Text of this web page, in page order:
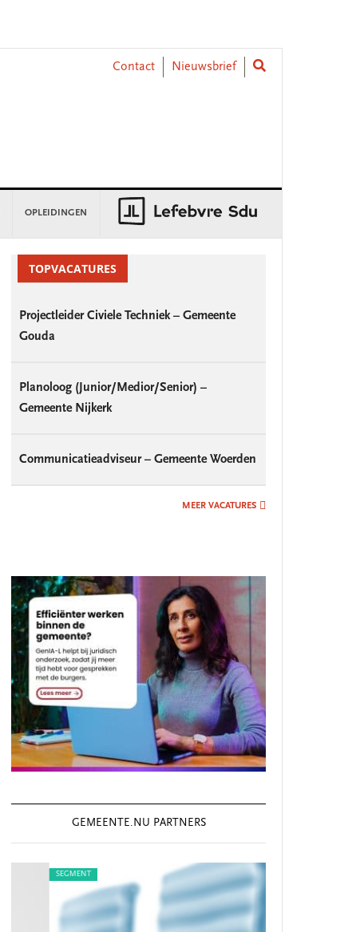
Contact
Nieuwsbrief
OPLEIDINGEN
SidebarTOPVACATURES
Projectleider Civiele Techniek – Gemeente
Gouda
Planoloog (Junior/Medior/Senior) –
Gemeente Nijkerk
Communicatieadviseur – Gemeente Woerden
MEER VACATURES
GEMEENTE.NU PARTNERS